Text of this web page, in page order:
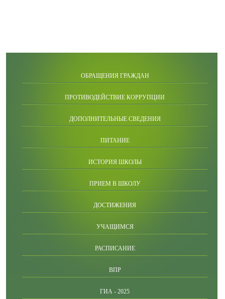
ОБРАЩЕНИЯ ГРАЖДАН
ПРОТИВОДЕЙСТВИЕ КОРРУПЦИИ
ДОПОЛНИТЕЛЬНЫЕ СВЕДЕНИЯ
ПИТАНИЕ
ИСТОРИЯ ШКОЛЫ
ПРИЕМ В ШКОЛУ
ДОСТИЖЕНИЯ
УЧАЩИМСЯ
РАСПИСАНИЕ
ВПР
ГИА - 2025